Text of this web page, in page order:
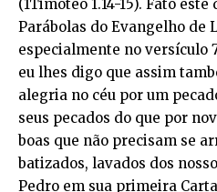
(1Timóteo 1.14-15). Fato
Parábolas do Evangelho de
especialmente no versículo
eu lhes digo que assim
alegria no céu por um
seus pecados do que por
boas que não precisam se
batizados, lavados dos
Pedro em sua primeira